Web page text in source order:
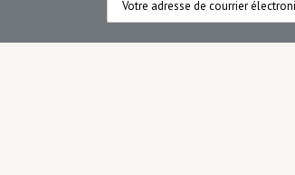
Choisissez votre newsletter